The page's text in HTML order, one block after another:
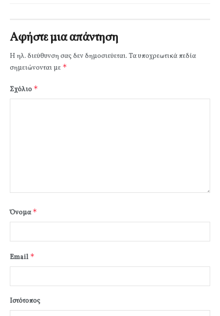
Αφήστε μια απάντηση
Η ηλ. διεύθυνση σας δεν δημοσιεύεται. Τα υποχρεωτικά πεδία
σημειώνονται με *
Σχόλιο *
Όνομα*
Email *
Ιστότοπος